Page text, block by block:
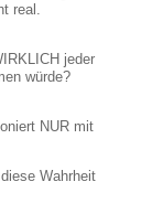
real.
jeder
würde?
NUR mit
Wahrheit